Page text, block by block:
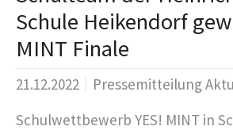
Schule Heikendorf
MINT Finale
21.12.2022
Pressemitteilung
Schulwettbewerb YES! MINT in